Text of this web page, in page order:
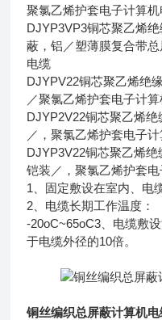
聚氯乙烯护套电子计算
DJYP3VP3铜芯聚乙烯
蔽，铝／塑薄膜复合带
电缆
DJYPV22铜芯聚乙烯绝
／聚氯乙烯护套电子计
DJYP2V22铜芯聚乙烯绝
／，聚氯乙烯护套电子
DJYP3V22铜芯聚乙烯绝
铠装／，聚氯乙烯护套
1、固定敷设在室内、电
2、电缆长期工作温度：
-20oC~65oC3、电缆敷
于电缆外径的10倍。
铜丝编织总屏蔽计算机